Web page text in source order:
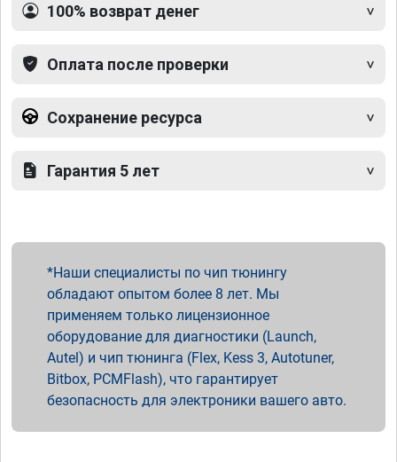
100% возврат денег
Оплата после проверки
Сохранение ресурса
Гарантия 5 лет
Наши специалисты по чип тюнингу
обладают опытом более 8 лет. Мы
применяем только лицензионное
оборудование для диагностики (Launch,
Autel) и чип тюнинга (Flex, Kess 3, Autotuner,
Bitbox, PCMFlash), что гарантирует
безопасность для электроники вашего авто.